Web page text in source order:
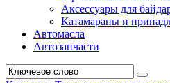
Аксессуары для
Катамараны и
Автомасла
Автозапчасти